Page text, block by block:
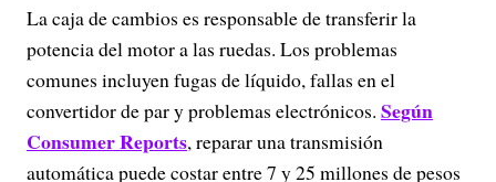
La caja de cambios es responsable de transferir la
potencia del motor a las ruedas. Los problemas
comunes incluyen fugas de líquido, fallas en el
convertidor de par y problemas electrónicos. Según
Consumer Reports, reparar una transmisión
automática puede costar entre 7 y 25 millones de pesos